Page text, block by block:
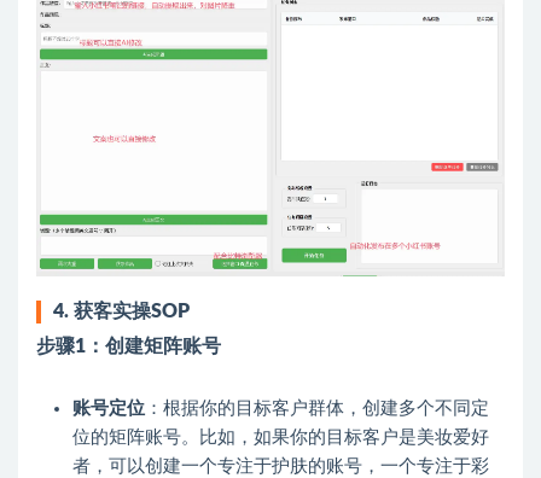
4. 获客实操SOP
步骤1：创建矩阵账号
账号定位 ：根据你的目标客户群体，创建多个不同定
位的矩阵账号。比如，如果你的目标客户是美妆爱好
者，可以创建一个专注于护肤的账号，一个专注于彩